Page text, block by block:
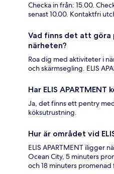
Checka in från: 15.00.
senast 10.00. Kontaktfri
Vad finns det att göra
närheten?
Roa dig med aktiviteter i
och skärmsegling. ELIS
Har ELIS
Ja, det finns ett pentry
köksutrustning.
Hur är området vid
ELIS APARTMENT iligger
Ocean City, 5 minuters
och 18 minuters promenad